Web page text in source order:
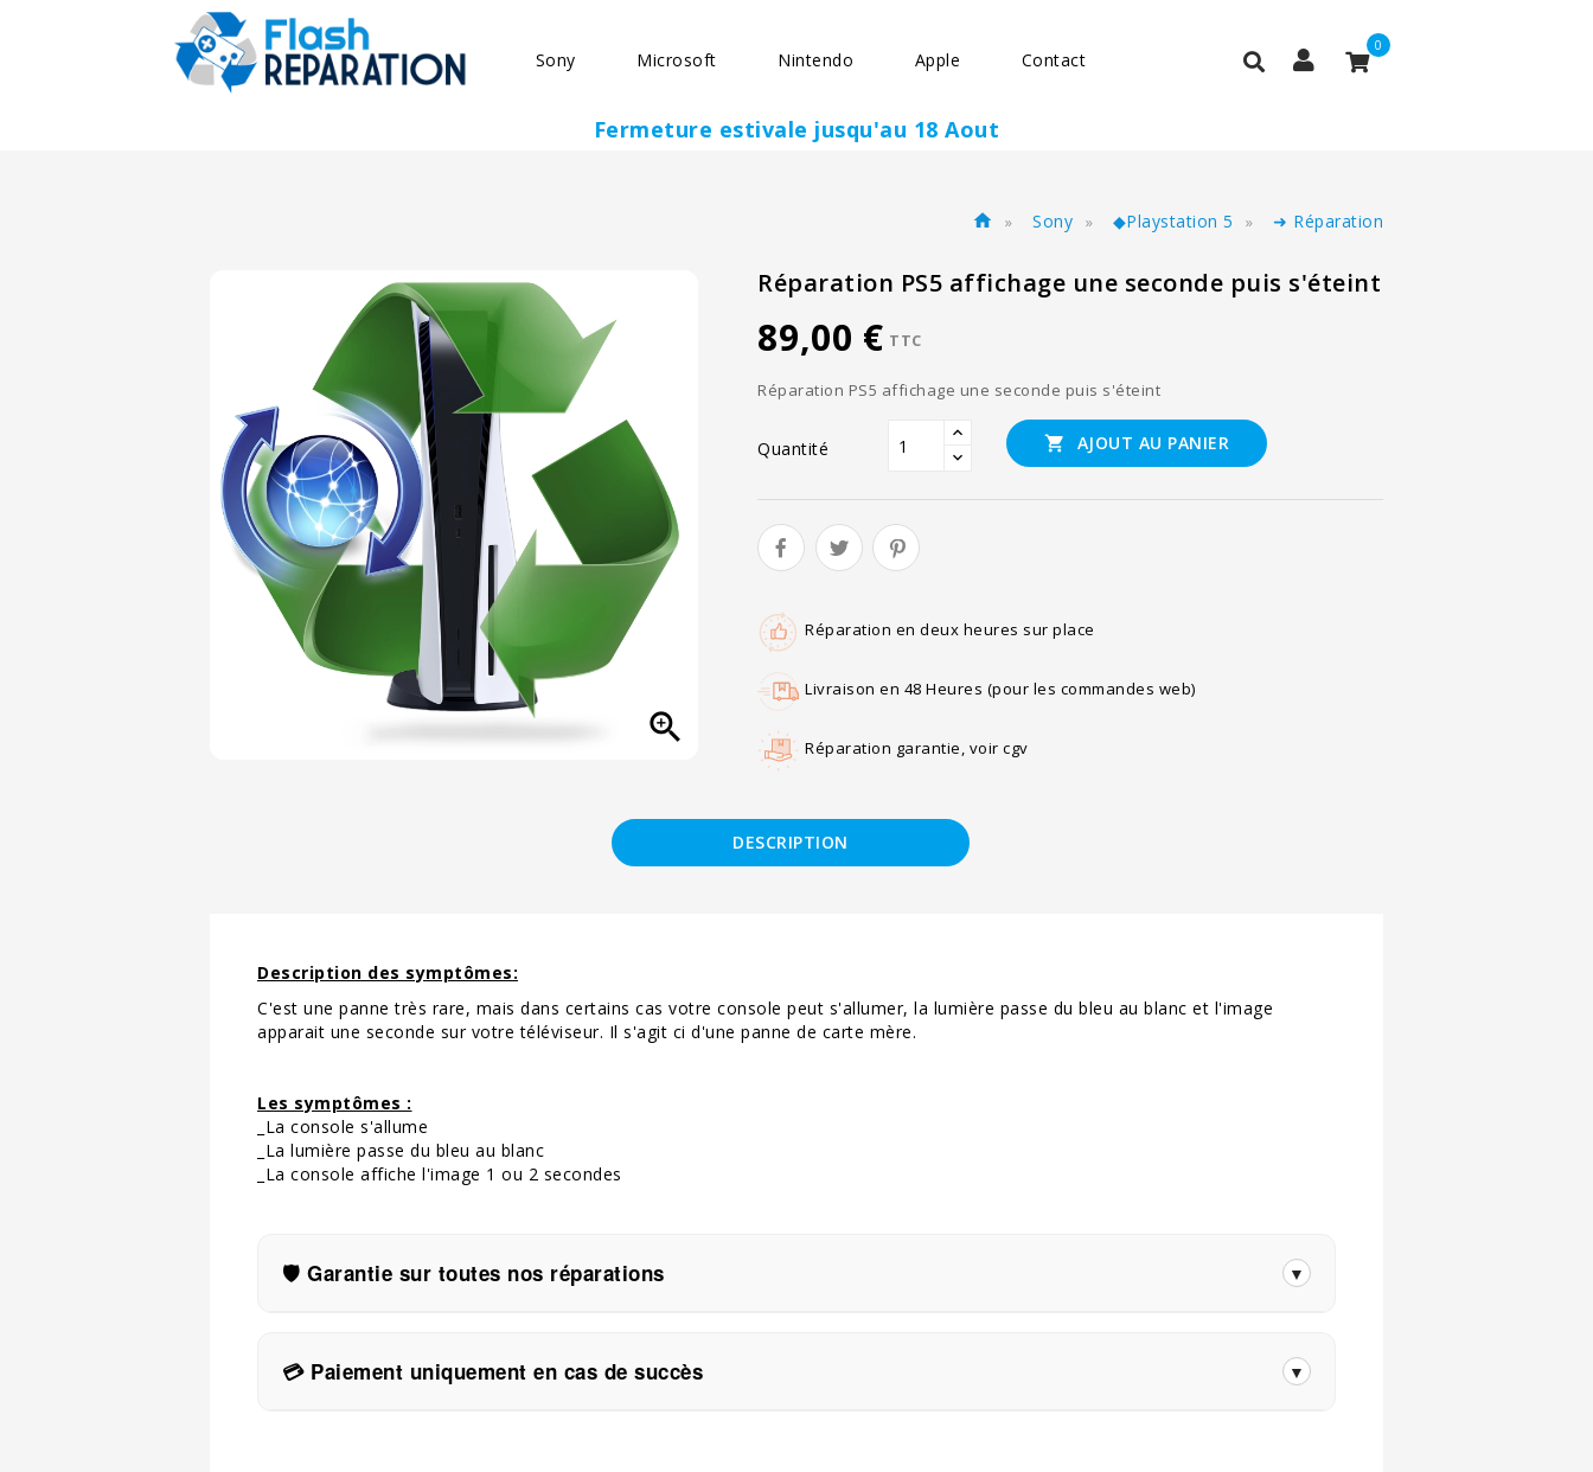
Sony Microsoft Nintendo Apple Contact
0
Fermeture estivale jusqu'au 18 Aout
home Sony ◆Playstation 5 ➜ Réparation

Réparation PS5 affichage une seconde puis s'éteint
89,00 € TTC
Réparation PS5 affichage une seconde puis s'éteint
Quantité  AJOUT AU PANIER
Réparation en deux heures sur place
Livraison en 48 Heures (pour les commandes web)
Réparation garantie, voir cgv
DESCRIPTION
Description des symptômes:
C'est une panne très rare, mais dans certains cas votre console peut s'allumer, la lumière passe du bleu au blanc et l'image
apparait une seconde sur votre téléviseur. Il s'agit ci d'une panne de carte mère.
Les symptômes :
_La console s'allume
_La lumière passe du bleu au blanc
_La console affiche l'image 1 ou 2 secondes
🛡️ Garantie sur toutes nos réparations ▼
🛡️ Si la réparation échoue ou si la pièce posée présente un défaut, vous êtes entièrement protégé par notre garantie.
⚠️ Attention : la garantie ne couvre pas les cas de casse, d’oxydation, de perte ou de vol de l’appareil.
💳 Paiement uniquement en cas de succès ▼